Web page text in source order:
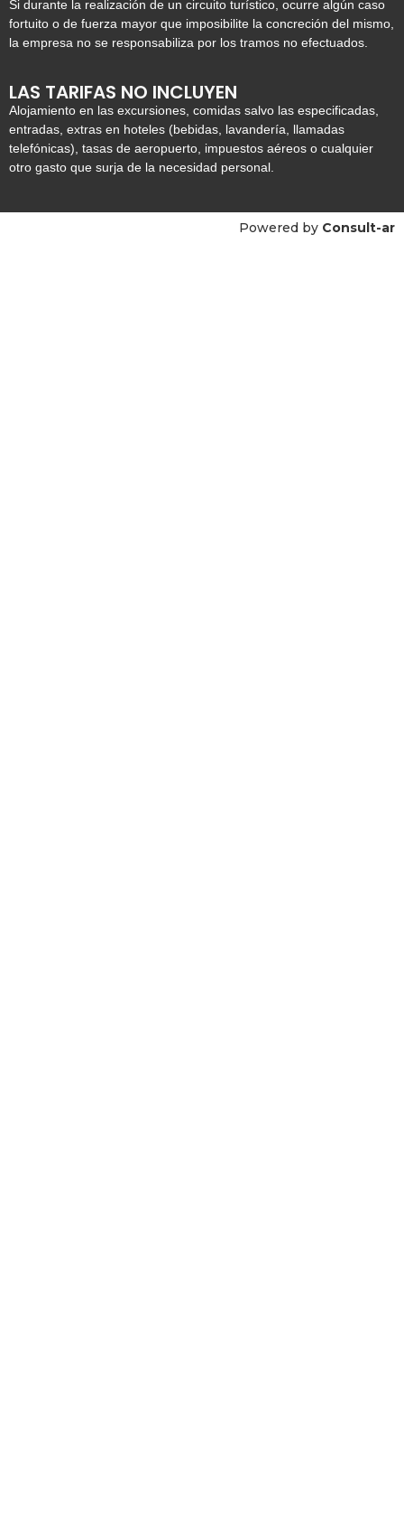
Si durante la realización de un circuito turístico, ocurre algún caso
fortuito o de fuerza mayor que imposibilite la concreción del mismo,
la empresa no se responsabiliza por los tramos no efectuados.
LAS TARIFAS NO INCLUYEN
Alojamiento en las excursiones, comidas salvo las especificadas,
entradas, extras en hoteles (bebidas, lavandería, llamadas
telefónicas), tasas de aeropuerto, impuestos aéreos o cualquier
otro gasto que surja de la necesidad personal.
Powered by Consult-ar